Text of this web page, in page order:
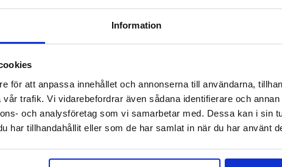
Information
för att anpassa innehållet och annonserna till användarna,
trafik. Vi vidarebefordrar även sådana identifierare och
och analysföretag som vi samarbetar med. Dessa kan i sin
har tillhandahållit eller som de har samlat in när du har använt
Berry 25cl x 24st
Herrs Hot n Honey Cheese Curls 113g x